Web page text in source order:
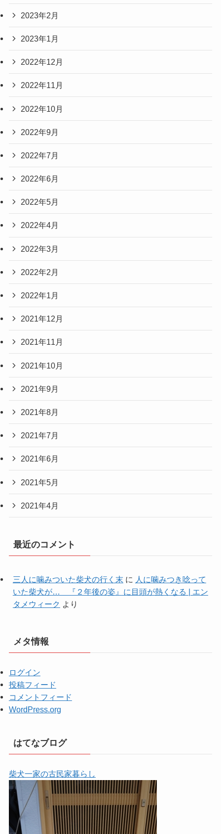
2023年2月
2023年1月
2022年12月
2022年11月
2022年10月
2022年9月
2022年7月
2022年6月
2022年5月
2022年4月
2022年3月
2022年2月
2022年1月
2021年12月
2021年11月
2021年10月
2021年9月
2021年8月
2021年7月
2021年6月
2021年5月
2021年4月
最近のコメント
三人に噛みついた柴犬の行く末 に 人に噛みつき唸って
いた柴犬が… 『２年後の姿』に目頭が熱くなる | エン
タメウィーク より
メタ情報
ログイン
投稿フィード
コメントフィード
WordPress.org
はてなブログ
柴犬一家の古民家暮らし